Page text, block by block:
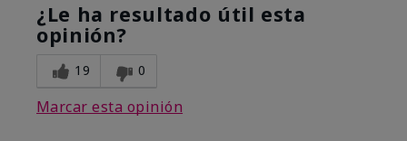
¿Le ha resultado útil esta
opinión?
19 0
Marcar esta opinión